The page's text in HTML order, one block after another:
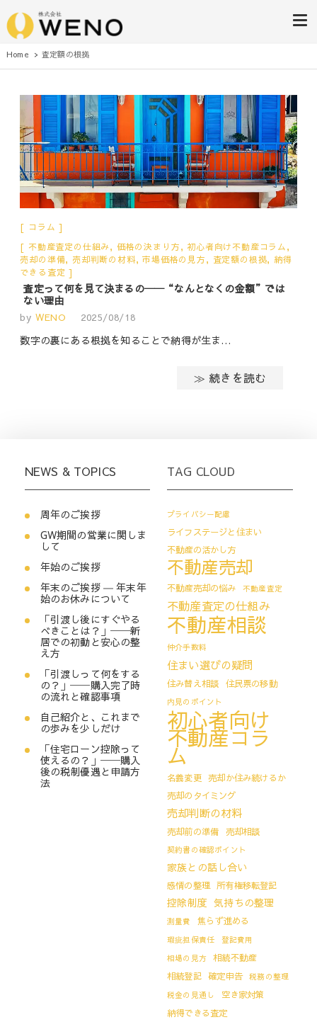
株式会社WENO
Home 査定額の根拠
コラム
不動産査定の仕組み, 価格の決まり方,初心者向け不動産コラム,
売却の準備, 売却判断の材料,市場価格の見方, 査定額の根拠, 納得
できる査定
査定って何を見て決まるの──“なんとなくの金額”では
ない理由
by WENO 2025/08/18
数字の裏にある根拠を知ることで納得が生ま…
≫ 続きを読む
NEWS & TOPICS
周年のご挨拶
GW期間の営業に関しま
して
年始のご挨拶
年末のご挨拶 ― 年末年
始のお休みについて
「引渡し後にすぐやる
べきことは？」──新
居での初動と安心の整
え方
「引渡しって何をする
の？」──購入完了時
の流れと確認事項
自己紹介と、これまで
の歩みを少しだけ
「住宅ローン控除って
使えるの？」──購入
後の税制優遇と申請方
法
TAG CLOUD
プライバシー配慮
ライフステージと住まい
不動産の活かし方
不動産売却
不動産売却の悩み 不動産査定
不動産査定の仕組み
不動産相談
仲介手数料
住まい選びの疑問
住み替え相談 住民票の移動
内見のポイント
初心者向け
不動産コラ
ム
名義変更 売却か住み続けるか
売却のタイミング
売却判断の材料
売却前の準備 売却相談
契約書の確認ポイント
家族との話し合い
感情の整理 所有権移転登記
控除制度 気持ちの整理
測量費 焦らず進める
瑕疵担保責任
登記費用
相場の見方
相続不動産
相続登記 確定申告
税務の整理
税金の見通し
空き家対策
納得できる査定